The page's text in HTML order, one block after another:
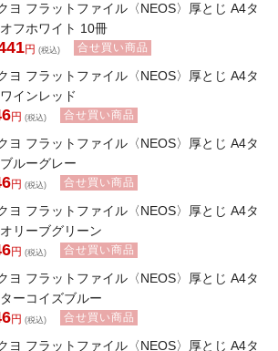
ヨ フラットファイル〈NEOS〉厚とじ A4タ
フホワイト 10冊
円 (税込) 合せ買い商品
ヨ フラットファイル〈NEOS〉厚とじ A4タ
インレッド
円 (税込) 合せ買い商品
ヨ フラットファイル〈NEOS〉厚とじ A4タ
ルーグレー
円 (税込) 合せ買い商品
ヨ フラットファイル〈NEOS〉厚とじ A4タ
リーブグリーン
円 (税込) 合せ買い商品
ヨ フラットファイル〈NEOS〉厚とじ A4タ
ーコイズブルー
円 (税込) 合せ買い商品
ヨ フラットファイル〈NEOS〉厚とじ A4タ